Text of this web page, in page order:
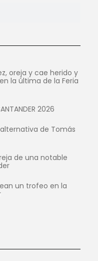
oreja y cae herido y
la última de la Feria
2026
de Tomás
de una notable
un trofeo en la